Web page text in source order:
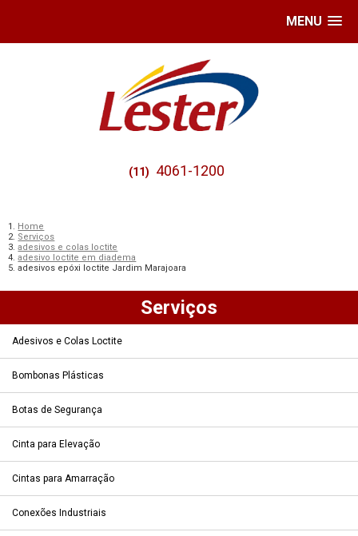
MENU
(11) 4061-1200
Home
Serviços
adesivos e colas loctite
adesivo loctite em diadema
adesivos epóxi loctite Jardim Marajoara
Serviços
Adesivos e Colas Loctite
Bombonas Plásticas
Botas de Segurança
Cinta para Elevação
Cintas para Amarração
Conexões Industriais